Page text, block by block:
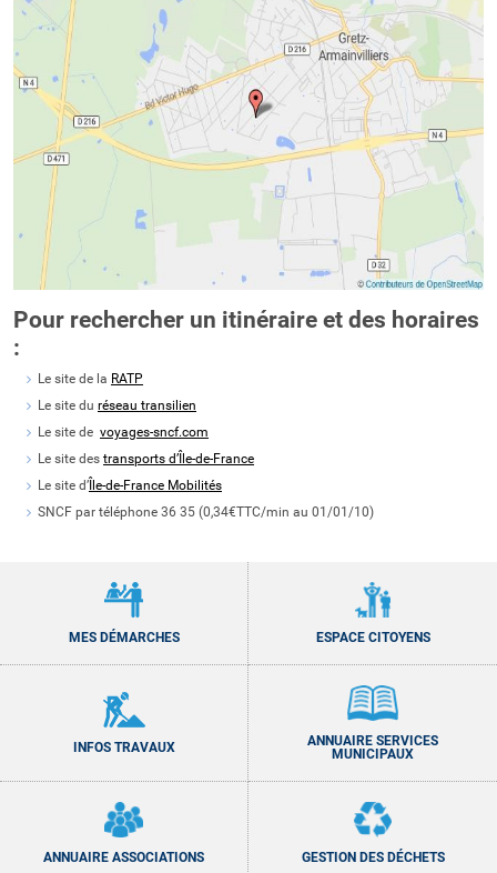
Pour rechercher un itinéraire et des horaires
:
Le site de la RATP
Le site du réseau transilien
Le site de voyages-sncf.com
Le site des transports d’Île-de-France
Le site d’Île-de-France Mobilités
SNCF par téléphone 36 35 (0,34€TTC/min au 01/01/10)
MES DÉMARCHES ESPACE CITOYENS
INFOS TRAVAUX
ANNUAIRE SERVICES
MUNICIPAUX
ANNUAIRE ASSOCIATIONS GESTION DES DÉCHETS